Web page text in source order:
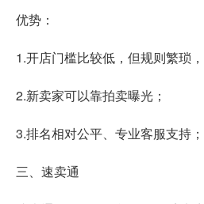
优势：
1.开店门槛比较低，但规则繁琐，
2.新卖家可以靠拍卖曝光；
3.排名相对公平、专业客服支持；
三、速卖通